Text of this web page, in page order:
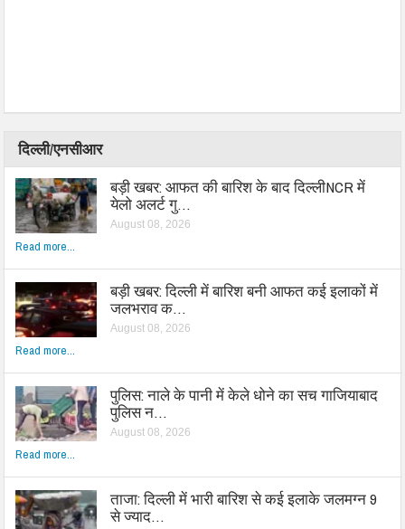
दिल्ली/एनसीआर
बड़ी खबर: आफत की बारिश के बाद दिल्लीNCR में
येलो अलर्ट गु…
August 08, 2026
Read more...
बड़ी खबर: दिल्ली में बारिश बनी आफत कई इलाकों में
जलभराव क…
August 08, 2026
Read more...
पुलिस: नाले के पानी में केले धोने का सच गाजियाबाद
पुलिस न…
August 08, 2026
Read more...
ताजा: दिल्ली में भारी बारिश से कई इलाके जलमग्न 9
से ज्याद…